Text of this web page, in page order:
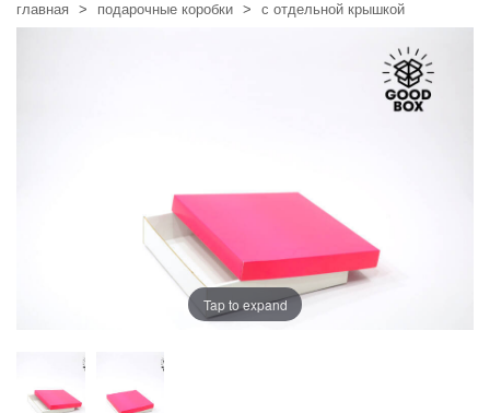
главная подарочные коробки с отдельной крышкой
Tap to expand